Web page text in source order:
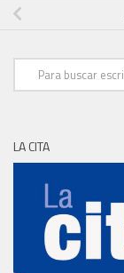
LA CITA